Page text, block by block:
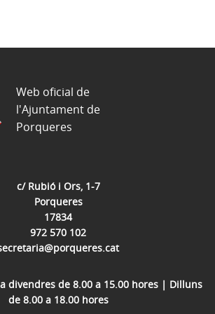
c/ Rubió i Ors, 1-7
Porqueres
17834
972 570 102
divendres de 8.00 a 15.00 hores | Dilluns
de 8.00 a 18.00 hores
Web oficial de
l'Ajuntament de
Porqueres